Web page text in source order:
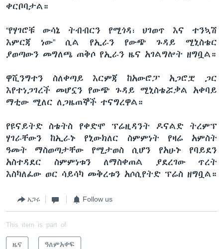
ቀርቦባታል።
“የሃገሮቹ ውሳኔ ትብብርን የሚጎዳ፣ ህገወጥ እና ተንኳሽ
እምርጃ ነው” ሲል የኢራን የውጭ ጉዳይ ሚኒስቴር
ያወጣውን መግለጫ ጠቅሶ የኢራን ዜና አገልግሎት ዘግቧል።
ዋሺንግተን ስለቀጣይ እርምጃ ከአውሮፓ አጋሮቿ ጋር
እየተነጋገረች መሆኗን የውጭ ጉዳይ ሚኒስቴሯቃል አቀባይ
ማቲው ሚለር ለጋዜጠኞች ተናግረዋል።
የዩናይትድ ስቴትስ የቀድሞ ፕሬዚዳንት ዶናልድ ትረምፕ
ሃገራቸውን ከኢራኑ የኒውክለር ስምምነት የዛሬ አምስት
ዓመት ማስወጣታቸው የሚታወስ ሲሆን የአሁኑ የባይደን
አስተዳደር ስምምነቱን ለማስቀጠል ያደረገው ጥረት
እስካለፈው ወር ሳይሳካ መቅረቱን አሶሲየትድ ፕሬስ ዘግቧል።
አጋሩ Follow us
This item is part of
ዜና ዓለምአቀፍ